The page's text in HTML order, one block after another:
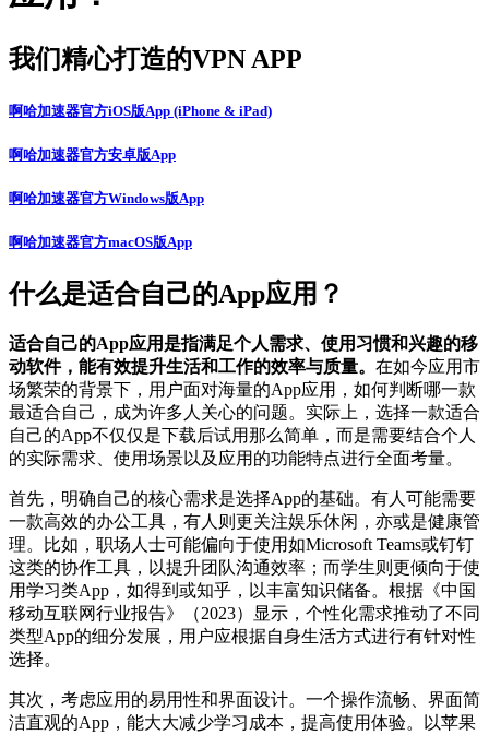
我们精心打造的VPN APP
啊哈加速器官方iOS版App (iPhone & iPad)
啊哈加速器官方安卓版App
啊哈加速器官方Windows版App
啊哈加速器官方macOS版App
什么是适合自己的App应用？
适合自己的App应用是指满足个人需求、使用习惯和兴趣的移
动软件，能有效提升生活和工作的效率与质量。 在如今应用市
场繁荣的背景下，用户面对海量的App应用，如何判断哪一款
最适合自己，成为许多人关心的问题。实际上，选择一款适合
自己的App不仅仅是下载后试用那么简单，而是需要结合个人
的实际需求、使用场景以及应用的功能特点进行全面考量。
首先，明确自己的核心需求是选择App的基础。有人可能需要
一款高效的办公工具，有人则更关注娱乐休闲，亦或是健康管
理。比如，职场人士可能偏向于使用如Microsoft Teams或钉钉
这类的协作工具，以提升团队沟通效率；而学生则更倾向于使
用学习类App，如得到或知乎，以丰富知识储备。根据《中国
移动互联网行业报告》（2023）显示，个性化需求推动了不同
类型App的细分发展，用户应根据自身生活方式进行有针对性
选择。
其次，考虑应用的易用性和界面设计。一个操作流畅、界面简
洁直观的App，能大大减少学习成本，提高使用体验。以苹果